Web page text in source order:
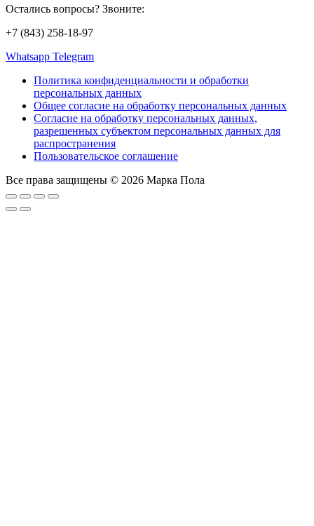
Остались вопросы? Звоните:
+7 (843) 258-18-97
Whatsapp Telegram
Политика конфиденциальности и обработки
персональных данных
Общее согласие на обработку персональных данных
Согласие на обработку персональных данных,
разрешенных субъектом персональных данных для
распространения
Пользовательское соглашение
Все права защищены © 2026 Марка Пола